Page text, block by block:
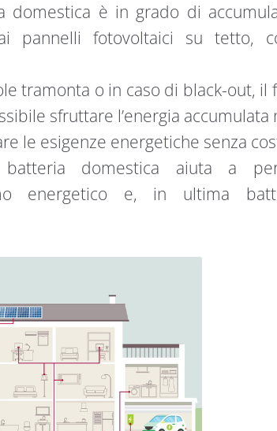
domestica è in grado di
pannelli fotovoltaici su tetto,
tramonta o in caso di black-out, il
sfruttare l’energia
le esigenze energetiche senza
domestica aiuta a
energetico e, in ultima